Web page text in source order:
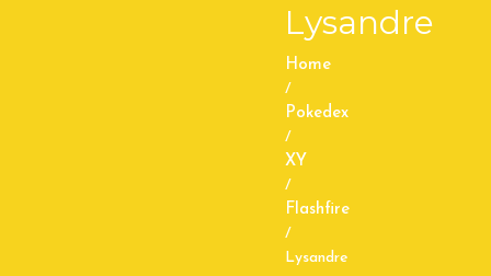
Lysandre
Home
/
Pokedex
/
XY
/
Flashfire
/
Lysandre